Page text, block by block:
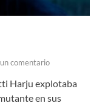
comentario
Harju explotaba
en sus